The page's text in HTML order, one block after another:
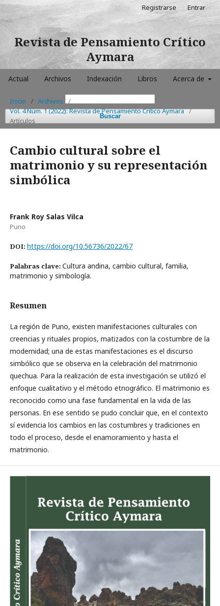
Revista de Pensamiento Crítico
Aymara
Actual Archivos Indexación Libros Acerca de
Buscar
Registrarse Entrar
Inicio / Archivos
/
Vol. 4 Núm. 1 (2022): Revista de Pensamiento Crítico Aymara /
Artículos
Cambio cultural sobre el
matrimonio y su representación
simbólica
Frank Roy Salas Vilca
Puno
DOI: https://doi.org/10.56736/2022/67
Palabras clave: Cultura andina, cambio cultural, familia,
matrimonio y simbología.
Resumen
La región de Puno, existen manifestaciones culturales con
creencias y rituales propios, matizados con la costumbre de la
modernidad; una de estas manifestaciones es el discurso
simbólico que se observa en la celebración del matrimonio
quechua. Para la realización de esta investigación se utilizó el
enfoque cualitativo y el método etnográfico. El matrimonio es
reconocido como una fase fundamental en la vida de las
personas. En ese sentido se pudo concluir que, en el contexto
sí evidencia los cambios en las costumbres y tradiciones en
todo el proceso, desde el enamoramiento y hasta el
matrimonio.